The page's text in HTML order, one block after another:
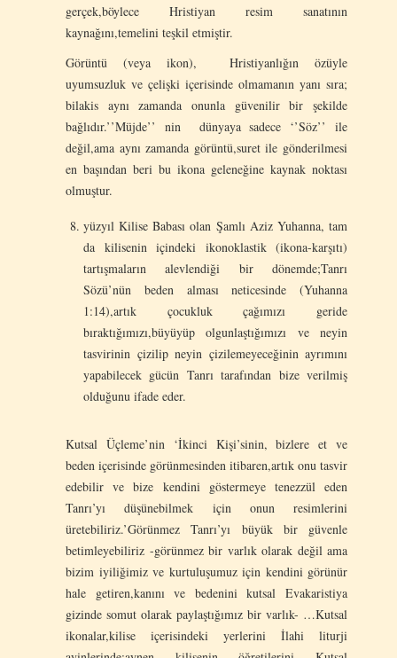
gerçek,böylece Hristiyan resim sanatının
kaynağını,temelini teşkil etmiştir.
Görüntü (veya ikon), Hristiyanlığın özüyle
uyumsuzluk ve çelişki içerisinde olmamanın yanı sıra;
bilakis aynı zamanda onunla güvenilir bir şekilde
bağlıdır.’’Müjde’’ nin dünyaya sadece ‘’Söz’’ ile
değil,ama aynı zamanda görüntü,suret ile gönderilmesi
en başından beri bu ikona geleneğine kaynak noktası
olmuştur.
yüzyıl Kilise Babası olan Şamlı Aziz Yuhanna, tam
da kilisenin içindeki ikonoklastik (ikona-karşıtı)
tartışmaların alevlendiği bir dönemde;Tanrı
Sözü’nün beden alması neticesinde (Yuhanna
1:14),artık çocukluk çağımızı geride
bıraktığımızı,büyüyüp olgunlaştığımızı ve neyin
tasvirinin çizilip neyin çizilemeyeceğinin ayrımını
yapabilecek gücün Tanrı tarafından bize verilmiş
olduğunu ifade eder.
Kutsal Üçleme’nin ‘İkinci Kişi’sinin, bizlere et ve
beden içerisinde görünmesinden itibaren,artık onu tasvir
edebilir ve bize kendini göstermeye tenezzül eden
Tanrı’yı düşünebilmek için onun resimlerini
üretebiliriz.’Görünmez Tanrı’yı büyük bir güvenle
betimleyebiliriz -görünmez bir varlık olarak değil ama
bizim iyiliğimiz ve kurtuluşumuz için kendini görünür
hale getiren,kanını ve bedenini kutsal Evakaristiya
gizinde somut olarak paylaştığımız bir varlık- …Kutsal
ikonalar,kilise içerisindeki yerlerini İlahi liturji